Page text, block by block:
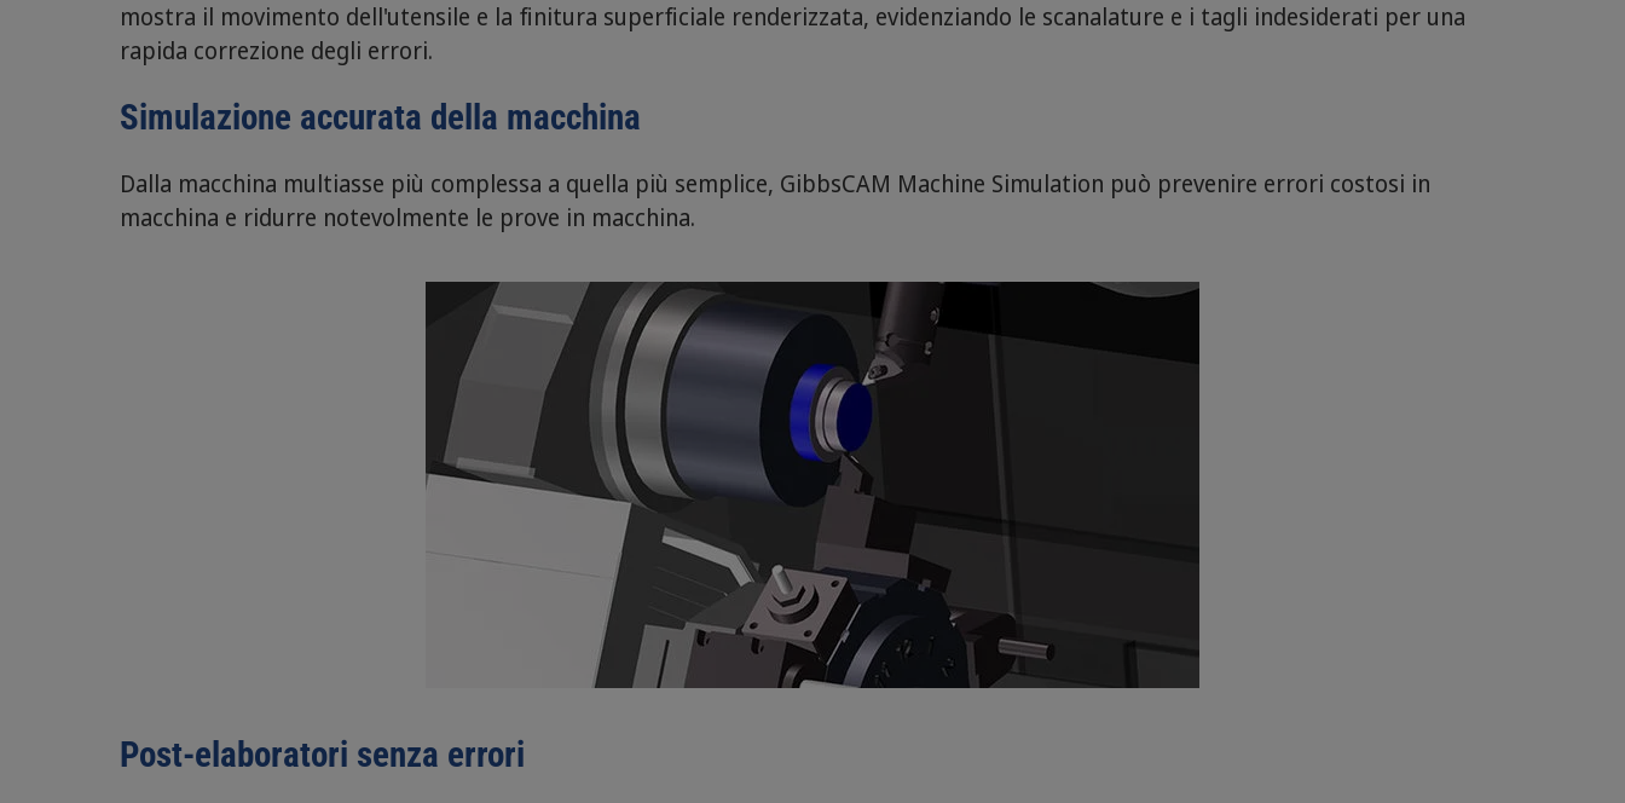
mostra il movimento dell'utensile e la finitura superficiale renderizzata, evidenziando le scanalature e i tagli indesiderati per una
rapida correzione degli errori.
Simulazione accurata della macchina
Dalla macchina multiasse più complessa a quella più semplice, GibbsCAM Machine Simulation può prevenire errori costosi in
macchina e ridurre notevolmente le prove in macchina.
Post-elaboratori senza errori